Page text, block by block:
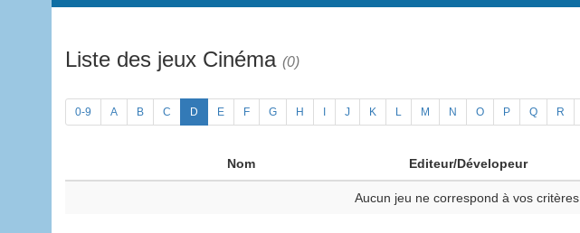
Liste des jeux Cinéma (0)
0-9 A B C D E F G H J K L M N O P Q R
Nom Editeur/Dévelopeur
Aucun jeu ne correspond à vos critères.